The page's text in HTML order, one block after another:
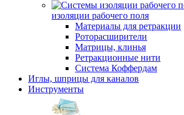
изоляции рабочего поля
Материалы для ретракции
Роторасширители
Матрицы, клинья
Ретракционные нити
Система Коффердам
Иглы, шприцы для каналов
Инструменты